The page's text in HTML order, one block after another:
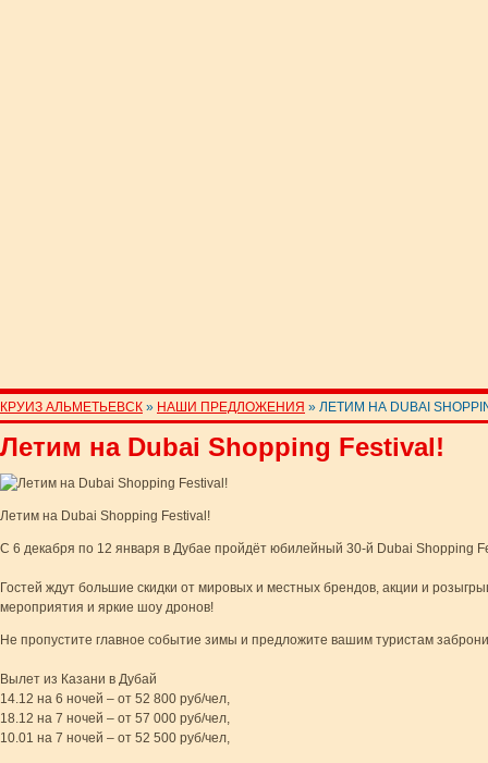
КРУИЗ АЛЬМЕТЬЕВСК » НАШИ ПРЕДЛОЖЕНИЯ » ЛЕТИМ НА DUBAI
Летим на Dubai Shopping Festival!
Летим на Dubai Shopping Festival!
С 6 декабря по 12 января в Дубае пройдёт юбилейный 30-й Dubai Shopping
Гостей ждут большие скидки от мировых и местных брендов, акции и
мероприятия и яркие шоу дронов!
Не пропустите главное событие зимы и предложите вашим туристам
Вылет из Казани в Дубай
14.12 на 6 ночей – от 52 800 руб/чел,
18.12 на 7 ночей – от 57 000 руб/чел,
10.01 на 7 ночей – от 52 500 руб/чел,